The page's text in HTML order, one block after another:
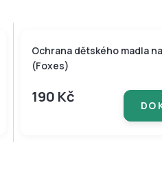
Ochrana dětského madla
(Foxes)
190 Kč DO